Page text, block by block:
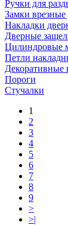
Ручки для
Замки
Накладки
Дверные
Цилиндровые
Петли
Декоративные
Пороги
Стучалки
1
2
3
4
5
6
7
8
9
>
>|